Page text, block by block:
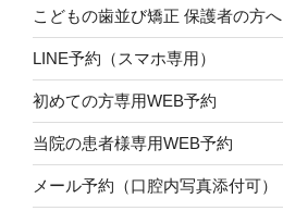
こどもの歯並び矯正 保護者の方へ
LINE予約（スマホ専用）
初めての方専用WEB予約
当院の患者様専用WEB予約
メール予約（口腔内写真添付可）